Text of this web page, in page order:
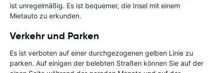
ist unregelmäßig. Es ist bequemer, die Insel mit einem
Mietauto zu erkunden.
Verkehr und Parken
Es ist verboten auf einer durchgezogenen gelben Linie zu
parken. Auf einigen der belebten Straßen können Sie auf der